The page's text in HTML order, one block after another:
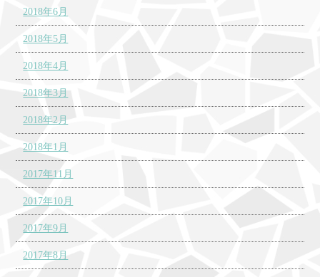
2018年6月
2018年5月
2018年4月
2018年3月
2018年2月
2018年1月
2017年11月
2017年10月
2017年9月
2017年8月